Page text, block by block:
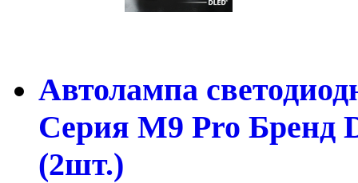
Автолампа
Серия M9 Pro Бренд
(2шт.)